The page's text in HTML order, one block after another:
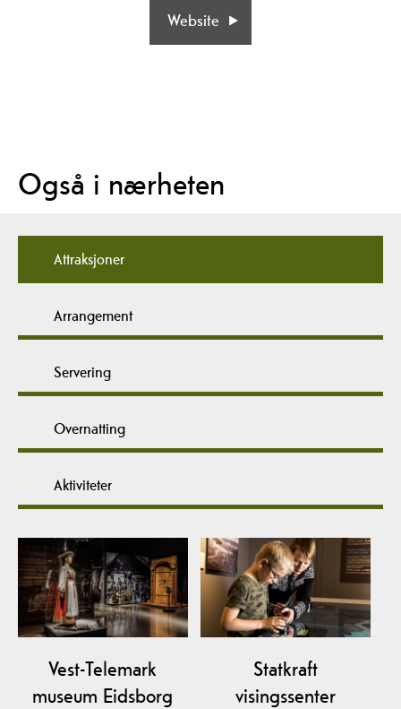
Website
Også i nærheten
Attraksjoner
Arrangement
Servering
Overnatting
Aktiviteter
Vest-Telemark
museum Eidsborg
Statkraft
visingssenter